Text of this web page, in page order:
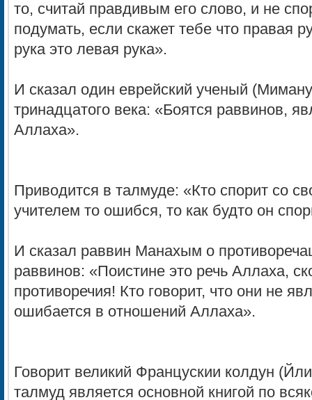
то, считай правдивым его слово, и не
подумать, если скажет тебе что правая
рука это левая рука».
И сказал один еврейский ученый
тринадцатого века: «Боятся раввинов,
Аллаха».
Приводится в талмуде: «Кто спорит со
учителем то ошибся, то как будто он
И сказал раввин Манахым о
раввинов: «Поистине это речь Аллаха,
противоречия! Кто говорит, что они не
ошибается в отношений Аллаха».
Говорит великий Францускии колдун
талмуд является основной книгой по